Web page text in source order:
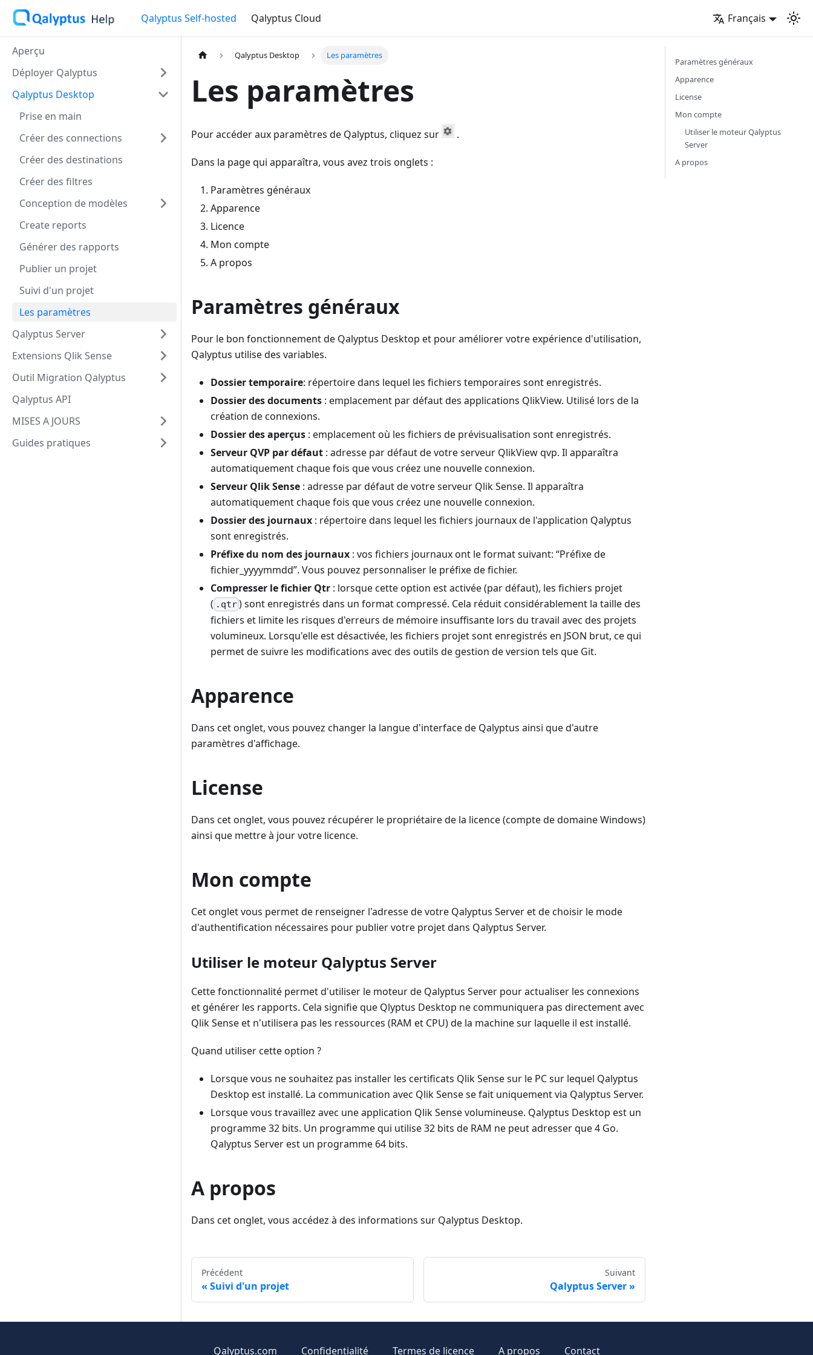
Qalyptus Self-hosted Qalyptus Cloud Français
Aperçu
Déployer Qalyptus
Qalyptus Desktop
Prise en main
Créer des connections
Créer des destinations
Créer des filtres
Conception de modèles
Create reports
Générer des rapports
Publier un projet
Suivi d'un projet
Les paramètres
Qalyptus Server
Extensions Qlik Sense
Outil Migration Qalyptus
Qalyptus API
MISES A JOURS
Guides pratiques
Qalyptus Desktop Les paramètres
Les paramètres
Pour accéder aux paramètres de Qalyptus, cliquez sur .
Dans la page qui apparaîtra, vous avez trois onglets :
Paramètres généraux
Apparence
Licence
Mon compte
A propos
Paramètres généraux
Pour le bon fonctionnement de Qalyptus Desktop et pour améliorer votre expérience d'utilisation,
Qalyptus utilise des variables.
Dossier temporaire: répertoire dans lequel les fichiers temporaires sont enregistrés.
Dossier des documents : emplacement par défaut des applications QlikView. Utilisé lors de la
création de connexions.
Dossier des aperçus : emplacement où les fichiers de prévisualisation sont enregistrés.
Serveur QVP par défaut : adresse par défaut de votre serveur QlikView qvp. Il apparaîtra
automatiquement chaque fois que vous créez une nouvelle connexion.
Serveur Qlik Sense : adresse par défaut de votre serveur Qlik Sense. Il apparaîtra
automatiquement chaque fois que vous créez une nouvelle connexion.
Dossier des journaux : répertoire dans lequel les fichiers journaux de l'application Qalyptus
sont enregistrés.
Préfixe du nom des journaux : vos fichiers journaux ont le format suivant: “Préfixe de
fichier_yyyymmdd”. Vous pouvez personnaliser le préfixe de fichier.
Compresser le fichier Qtr : lorsque cette option est activée (par défaut), les fichiers projet
( .qtr) sont enregistrés dans un format compressé. Cela réduit considérablement la taille des
fichiers et limite les risques d'erreurs de mémoire insuffisante lors du travail avec des projets
volumineux. Lorsqu'elle est désactivée, les fichiers projet sont enregistrés en JSON brut, ce qui
permet de suivre les modifications avec des outils de gestion de version tels que Git.
Apparence
Dans cet onglet, vous pouvez changer la langue d'interface de Qalyptus ainsi que d'autre
paramètres d'affichage.
License
Dans cet onglet, vous pouvez récupérer le propriétaire de la licence (compte de domaine Windows)
ainsi que mettre à jour votre licence.
Mon compte
Cet onglet vous permet de renseigner l'adresse de votre Qalyptus Server et de choisir le mode
d'authentification nécessaires pour publier votre projet dans Qalyptus Server.
Utiliser le moteur Qalyptus Server
Cette fonctionnalité permet d'utiliser le moteur de Qalyptus Server pour actualiser les connexions
et générer les rapports. Cela signifie que Qlyptus Desktop ne communiquera pas directement avec
Qlik Sense et n'utilisera pas les ressources (RAM et CPU) de la machine sur laquelle il est installé.
Quand utiliser cette option ?
Lorsque vous ne souhaitez pas installer les certificats Qlik Sense sur le PC sur lequel Qalyptus
Desktop est installé. La communication avec Qlik Sense se fait uniquement via Qalyptus Server.
Lorsque vous travaillez avec une application Qlik Sense volumineuse. Qalyptus Desktop est un
programme 32 bits. Un programme qui utilise 32 bits de RAM ne peut adresser que 4 Go.
Qalyptus Server est un programme 64 bits.
A propos
Dans cet onglet, vous accédez à des informations sur Qalyptus Desktop.
Précédent
Suivi d'un projet
Suivant
Qalyptus Server
Paramètres généraux
Apparence
License
Mon compte
Utiliser le moteur Qalyptus
Server
A propos
Qalyptus.com Confidentialité Termes de licence A propos Contact